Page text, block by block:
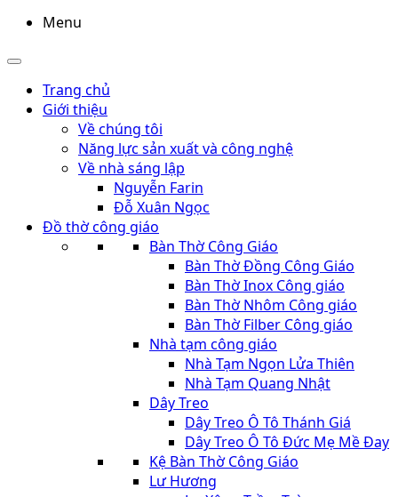
Menu
Trang chủ
Giới thiệu
Về chúng tôi
Năng lực sản xuất và công nghệ
Về nhà sáng lập
Nguyễn Farin
Đỗ Xuân Ngọc
Đồ thờ công giáo
Bàn Thờ Công Giáo
Bàn Thờ Đồng Công Giáo
Bàn Thờ Inox Công giáo
Bàn Thờ Nhôm Công giáo
Bàn Thờ Filber Công giáo
Nhà tạm công giáo
Nhà Tạm Ngọn Lửa Thiên
Nhà Tạm Quang Nhật
Dây Treo
Dây Treo Ô Tô Thánh Giá
Dây Treo Ô Tô Đức Mẹ Mề Đay
Kệ Bàn Thờ Công Giáo
Lư Hương